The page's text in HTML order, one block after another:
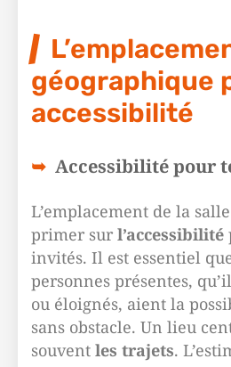
géographique
accessibilité
Accessibilité pour
L’emplacement de la
primer sur l’accessibilité
invités. Il est essentiel
personnes présentes,
ou éloignés, aient la
sans obstacle. Un lieu
souvent les trajets.